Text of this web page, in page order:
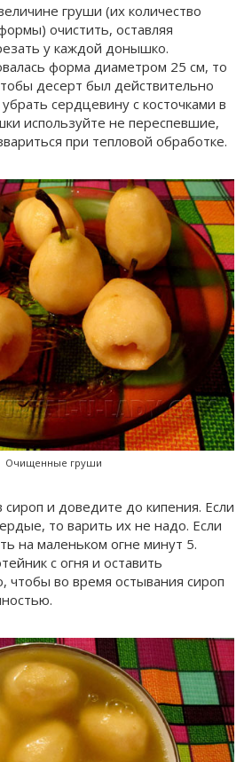
груши (их количество
очистить, оставляя
у каждой донышко.
форма диаметром 25 см, то
десерт был действительно
сердцевину с косточками в
используйте не переспевшие,
при тепловой обработке.
Очищенные груши
сироп и доведите до кипения. Если
то варить их не надо. Если
на маленьком огне минут 5.
с огня и оставить
чтобы во время остывания сироп